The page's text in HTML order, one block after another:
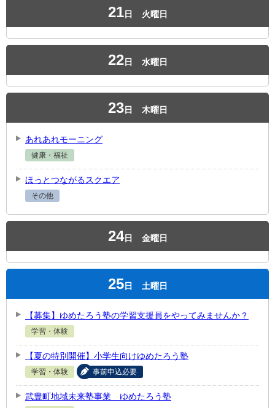
21日 火曜日
22日 水曜日
23日 木曜日
あれあれモーニング
健康・福祉
ほっとつながるスクエア
その他
24日 金曜日
25日 土曜日
【募集】ゆめたろう塾の学習支援員をやってみませんか？
学習・体験
【夏の特別開催】小学生向けゆめたろう塾
学習・体験 事前申込必要
武豊町地域未来塾事業 ゆめたろう塾